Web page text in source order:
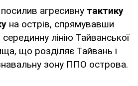
агресивну тактику
на острів, спрямувавши
лінію Тайванської
що розділяє Тайвань і
зону ППО острова.